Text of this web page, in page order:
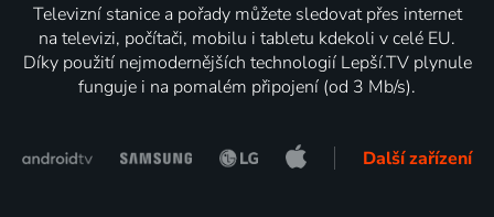
Televizní stanice a pořady můžete sledovat přes internet
na televizi, počítači, mobilu i tabletu kdekoli v celé EU.
Díky použití nejmodernějších technologií Lepší.TV plynule
funguje i na pomalém připojení (od 3 Mb/s).
Další zařízení